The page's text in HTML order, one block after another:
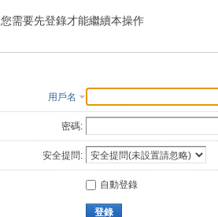
索
您需要先登錄才能繼續本操作
用戶名
密碼:
安全提問:
自動登錄
登錄